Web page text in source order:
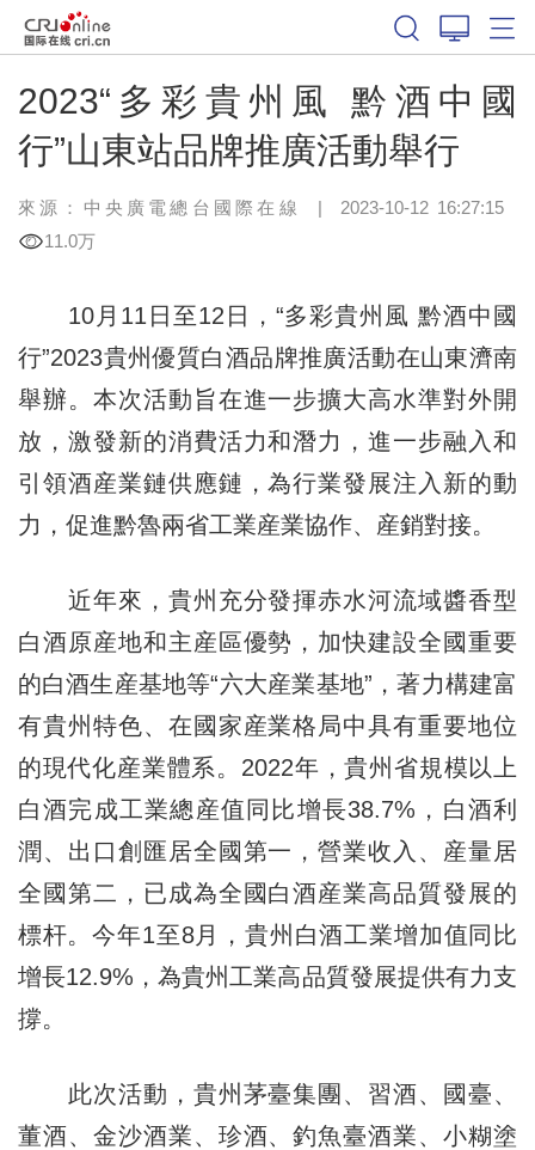
2023“多彩貴州風 黔酒中國
行”山東站品牌推廣活動舉行
來源：中央廣電總台國際在線 | 2023-10-12 16:27:15
11.0万
10月11日至12日，“多彩貴州風 黔酒中國
行”2023貴州優質白酒品牌推廣活動在山東濟南
舉辦。本次活動旨在進一步擴大高水準對外開
放，激發新的消費活力和潛力，進一步融入和
引領酒産業鏈供應鏈，為行業發展注入新的動
力，促進黔魯兩省工業産業協作、産銷對接。
近年來，貴州充分發揮赤水河流域醬香型
白酒原産地和主産區優勢，加快建設全國重要
的白酒生産基地等“六大産業基地”，著力構建富
有貴州特色、在國家産業格局中具有重要地位
的現代化産業體系。2022年，貴州省規模以上
白酒完成工業總産值同比增長38.7%，白酒利
潤、出口創匯居全國第一，營業收入、産量居
全國第二，已成為全國白酒産業高品質發展的
標杆。今年1至8月，貴州白酒工業增加值同比
增長12.9%，為貴州工業高品質發展提供有力支
撐。
此次活動，貴州茅臺集團、習酒、國臺、
董酒、金沙酒業、珍酒、釣魚臺酒業、小糊塗